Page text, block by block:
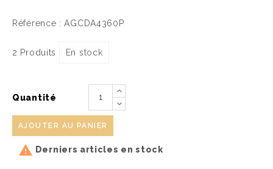
Référence : AGCDA4360P
2 Produits En stock
Quantité
AJOUTER AU PANIER
 Derniers articles en stock